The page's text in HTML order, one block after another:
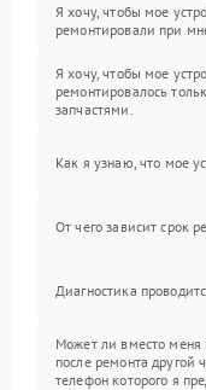
Я хочу, чтобы мое
ремонтировали при
Я хочу, чтобы мое
ремонтировалось
запчастями.
Как я узнаю, что мое
От чего зависит срок
Диагностика
Может ли вместо меня
после ремонта другой
телефон которого я